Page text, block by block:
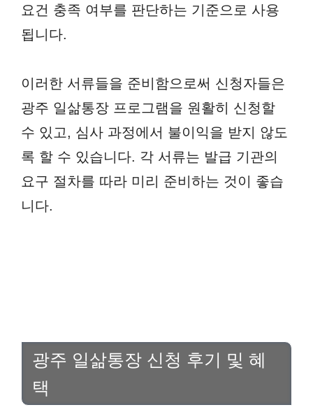
요건 충족 여부를 판단하는 기준으로 사용
됩니다.
이러한 서류들을 준비함으로써 신청자들은
광주 일삶통장 프로그램을 원활히 신청할
수 있고, 심사 과정에서 불이익을 받지 않도
록 할 수 있습니다. 각 서류는 발급 기관의
요구 절차를 따라 미리 준비하는 것이 좋습
니다.
광주 일삶통장 신청 후기 및 혜
택